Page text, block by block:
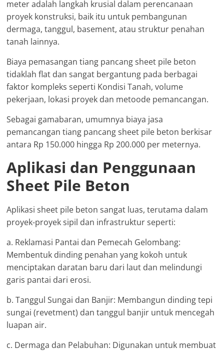
meter adalah langkah krusial dalam perencanaan
proyek konstruksi, baik itu untuk pembangunan
dermaga, tanggul, basement, atau struktur penahan
tanah lainnya.
Biaya pemasangan tiang pancang sheet pile beton
tidaklah flat dan sangat bergantung pada berbagai
faktor kompleks seperti Kondisi Tanah, volume
pekerjaan, lokasi proyek dan metoode pemancangan.
Sebagai gamabaran, umumnya biaya jasa
pemancangan tiang pancang sheet pile beton berkisar
antara Rp 150.000 hingga Rp 200.000 per meternya.
Aplikasi dan Penggunaan
Sheet Pile Beton
Aplikasi sheet pile beton sangat luas, terutama dalam
proyek-proyek sipil dan infrastruktur seperti:
a. Reklamasi Pantai dan Pemecah Gelombang:
Membentuk dinding penahan yang kokoh untuk
menciptakan daratan baru dari laut dan melindungi
garis pantai dari erosi.
b. Tanggul Sungai dan Banjir: Membangun dinding tepi
sungai (revetment) dan tanggul banjir untuk mencegah
luapan air.
c. Dermaga dan Pelabuhan: Digunakan untuk membuat